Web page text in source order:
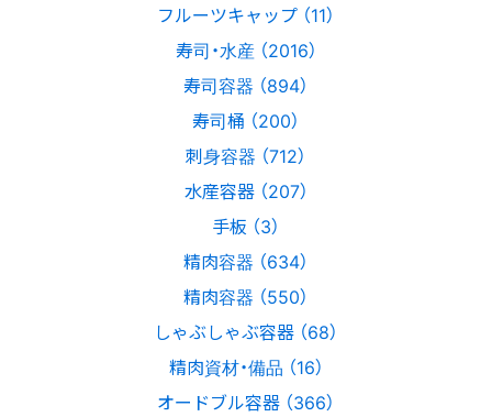
フルーツキャップ （11）
寿司・水産 （2016）
寿司容器 （894）
寿司桶 （200）
刺身容器 （712）
水産容器 （207）
手板 （3）
精肉容器 （634）
精肉容器 （550）
しゃぶしゃぶ容器 （68）
精肉資材・備品 （16）
オードブル容器 （366）